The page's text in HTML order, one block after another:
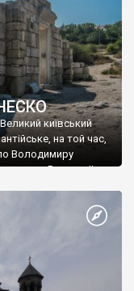
київський
на той час,
Володимиру
Василю ІІ, та
християнином.
Таврійського